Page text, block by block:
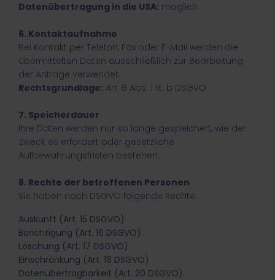
Datenübertragung in die USA: möglich
6. Kontaktaufnahme
Bei Kontakt per Telefon, Fax oder E-Mail werden die
übermittelten Daten ausschließlich zur Bearbeitung
der Anfrage verwendet.
Rechtsgrundlage: Art. 6 Abs. 1 lit. b DSGVO
7. Speicherdauer
Ihre Daten werden nur so lange gespeichert, wie der
Zweck es erfordert oder gesetzliche
Aufbewahrungsfristen bestehen.
8. Rechte der betroffenen Personen
Sie haben nach DSGVO folgende Rechte:
Auskunft (Art. 15 DSGVO)
Berichtigung (Art. 16 DSGVO)
Löschung (Art. 17 DSGVO)
Einschränkung (Art. 18 DSGVO)
Datenübertragbarkeit (Art. 20 DSGVO)